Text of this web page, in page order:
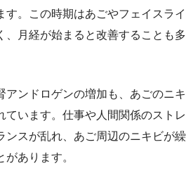
す。この時期はあごやフェイスライ
、月経が始まると改善することも多
アンドロゲンの増加も、あごのニキ
ています。仕事や人間関係のストレ
ンスが乱れ、あご周辺のニキビが繰
あります。